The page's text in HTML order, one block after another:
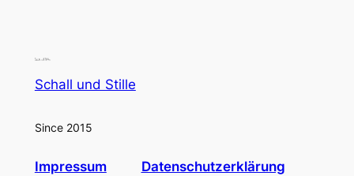
Schall und Stille
Since 2015
Impressum Datenschutzerklärung